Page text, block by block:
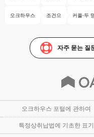
오크하우스 조건으 커플·두
자주 묻는 질
오크하우스 포털에 관하여
특정상취납법에 기초한 표기